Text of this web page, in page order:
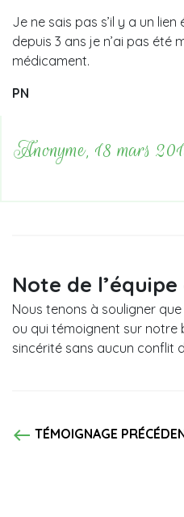
Je ne sais pas s’il y a un
depuis 3 ans je n’ai pas été
médicament.
PN
Anonyme, 18 mars
Note de
Nous tenons à souligner
ou qui témoignent sur notre
sincérité sans aucun conflit
west TÉMOIGNAGE